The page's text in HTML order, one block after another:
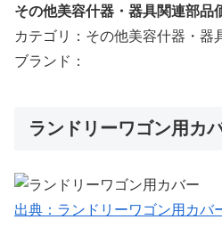
その他美容什器・器具関連部品
カテゴリ：その他美容什器・器
ブランド：
ランドリーワゴン用カ
出典：ランドリーワゴン用カバ